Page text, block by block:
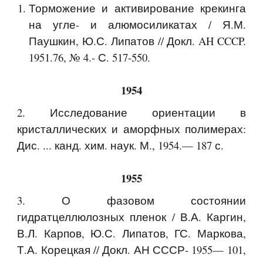
Торможение и активирование крекинга
на угле- и алюмосиликатах / Я.М.
Паушкин, Ю.С. Липатов // Докл. AH CCCP.
1951.76, № 4.- С. 517-550.
1954
2. Исследование ориентации в
кристаллических и аморфных полимерах:
Дис. ... канд. хим. наук. М., 1954.— 187 с.
1955
3. О фазовом состоянии
гидратцеллюлозных пленок / В.А. Каргин,
В.Л. Карпов, Ю.С. Липатов, ГС. Маркова,
Т.А. Корецкая // Докл. АН СССР- 1955— 101,